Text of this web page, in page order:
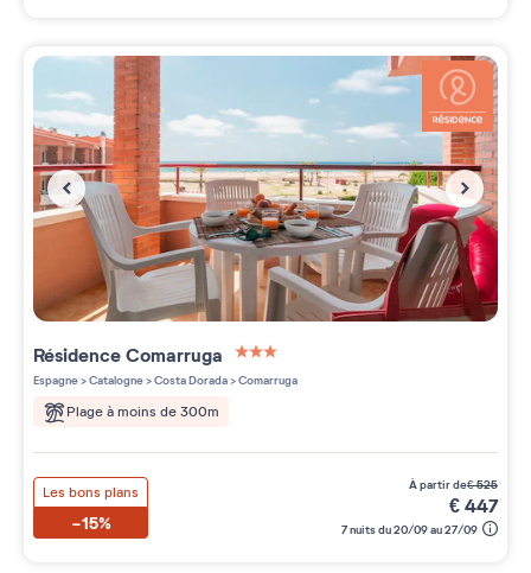
RésidenceComarruga
3 étoiles sur 5
Espagne>Catalogne>Costa Dorada>Comarruga
Plage à moins de 300m
Les bons plans
-15%
à partir de€525
€447
7 nuits du 20/09 au 27/09